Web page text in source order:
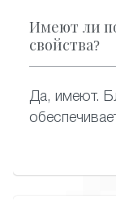
Имеют ли
свойства?
Да, имеют.